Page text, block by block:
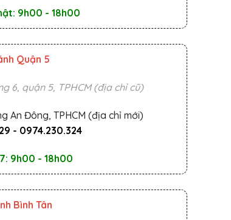
9h00 - 18h00
Quận 5
6, quận 5, TPHCM (địa chỉ cũ)
An Đông, TPHCM (địa chỉ mới)
- 0974.230.324
9h00 - 18h00
Bình Tân